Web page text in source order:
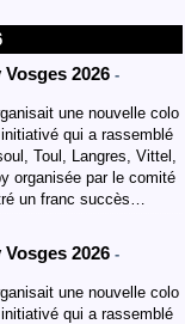
2026 -
une nouvelle colo
qui a rassemblé
Toul, Langres, Vittel,
organisée par le comité
un franc succès…
2026 -
une nouvelle colo
qui a rassemblé